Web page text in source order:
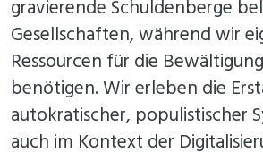
gravierende Schuldenberge
Gesellschaften, während wir
Ressourcen für die
benötigen. Wir erleben die
autokratischer, populistischer
auch im Kontext der